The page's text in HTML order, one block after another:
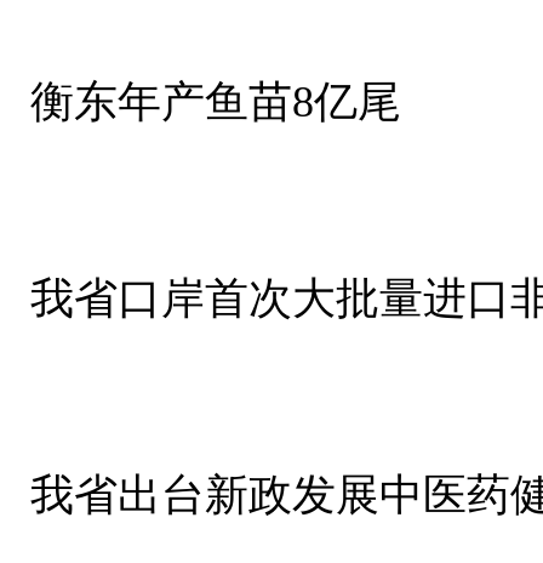
衡东年产鱼苗8亿尾
我省口岸首次大批量进口
我省出台新政发展中医药